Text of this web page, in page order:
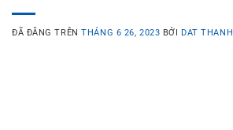
ĐÃ ĐĂNG TRÊNTHÁNG 6 26, 2023 BỞIDAT THANH